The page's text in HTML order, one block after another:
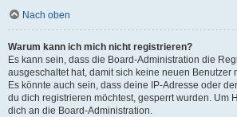
Nach oben
Warum kann ich mich nicht registrieren?
Es kann sein, dass die Board-Administration die
ausgeschaltet hat, damit sich keine neuen Benutzer
Es könnte auch sein, dass deine IP-Adresse oder
du dich registrieren möchtest, gesperrt wurden. Um
dich an die Board-Administration.